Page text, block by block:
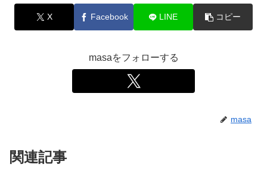
X Facebook LINE コピー
masaをフォローする
masa
関連記事